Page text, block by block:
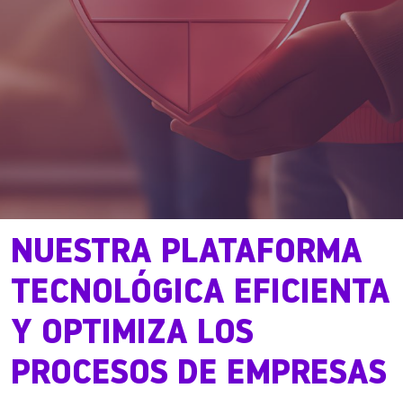
NUESTRA PLATAFORMA
TECNOLÓGICA EFICIENTA
Y OPTIMIZA LOS
PROCESOS DE EMPRESAS